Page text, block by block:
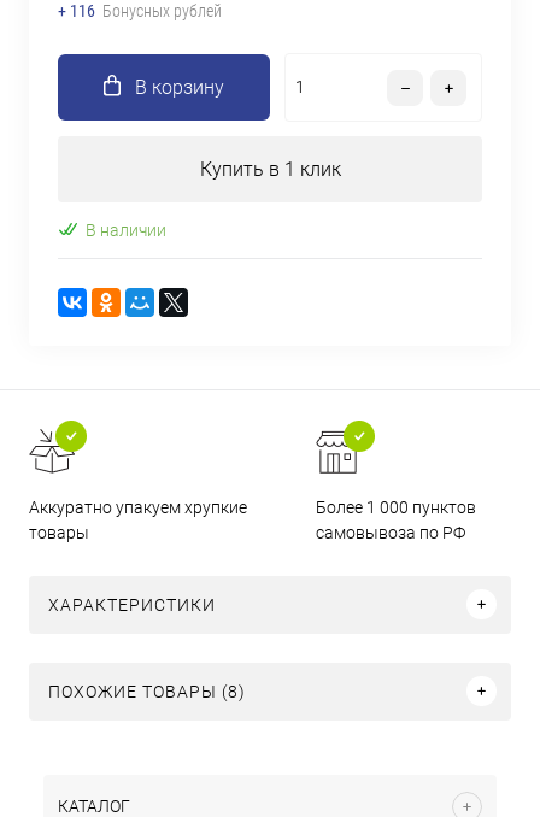
+ 116 Бонусных рублей
В корзину
Купить в 1 клик
В наличии
Аккуратно упакуем хрупкие
товары
Более 1 000 пунктов
самовывоза по РФ
ХАРАКТЕРИСТИКИ
ПОХОЖИЕ ТОВАРЫ (8)
КАТАЛОГ